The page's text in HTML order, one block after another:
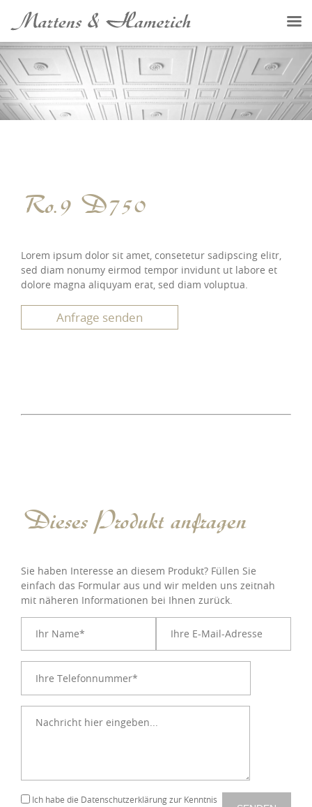
Ro.9 D750
Lorem ipsum dolor sit amet, consetetur sadipscing elitr,
sed diam nonumy eirmod tempor invidunt ut labore et
dolore magna aliquyam erat, sed diam voluptua.
Anfrage senden
Dieses Produkt anfragen
Sie haben Interesse an diesem Produkt? Füllen Sie
einfach das Formular aus und wir melden uns zeitnah
mit näheren Informationen bei Ihnen zurück.
Ich habe die Datenschutzerklärungzur Kenntnis